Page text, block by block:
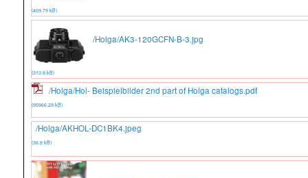
(409.79 kB)
/Holga/AK3-120GCFN-B-3.jpg
(313.8 kB)
/Holga/Hol- Beispielbilder 2nd part of Holga catalogs.pdf
(95966.29 kB)
/Holga/AKHOL-DC1BK4.jpeg
(36.8 kB)